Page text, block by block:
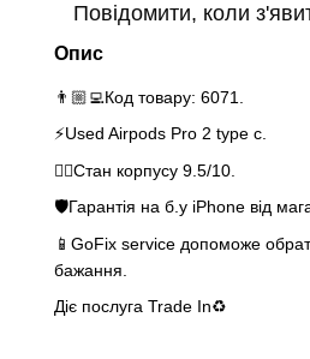
Повідомити, коли
Опис
👨🏼‍💻Код товару: 6071.
⚡️Used Airpods Pro 2 type c.
👌🏻Стан корпусу 9.5/10.
🛡Гарантія на б.у iPhone від
📱GoFix service допоможе
бажання.
Діє послуга Trade In♻️